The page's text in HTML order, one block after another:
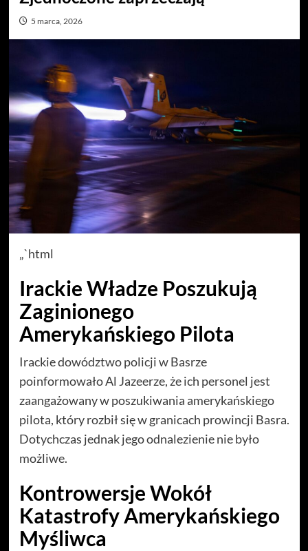
5 marca, 2026
„`html
Irackie Władze Poszukują
Zaginionego
Amerykańskiego Pilota
Irackie dowództwo policji w Basrze
poinformowało Al Jazeerze, że ich personel jest
zaangażowany w poszukiwania amerykańskiego
pilota, który rozbił się w granicach prowincji Basra.
Dotychczas jednak jego odnalezienie nie było
możliwe.
Kontrowersje Wokół
Katastrofy Amerykańskiego
Myśliwca